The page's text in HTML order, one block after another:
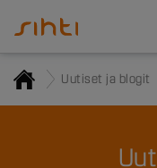
Uutiset ja blogit